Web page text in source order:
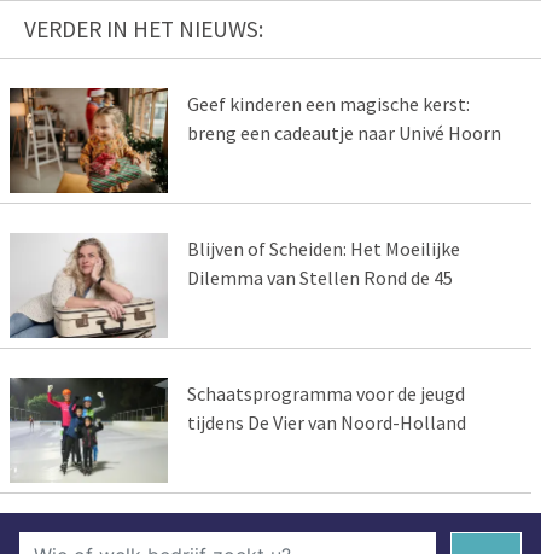
VERDER IN HET NIEUWS:
Geef kinderen een magische kerst:
breng een cadeautje naar Univé Hoorn
Blijven of Scheiden: Het Moeilijke
Dilemma van Stellen Rond de 45
Schaatsprogramma voor de jeugd
tijdens De Vier van Noord-Holland